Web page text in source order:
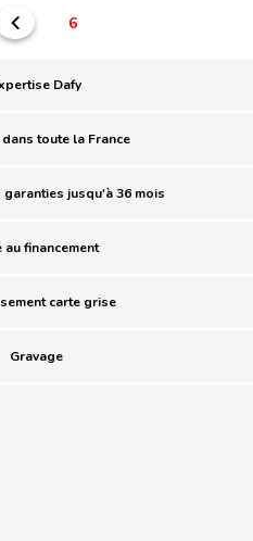
6
Dafy
toute la France
jusqu'à 36 mois
au financement
carte grise
Gravage